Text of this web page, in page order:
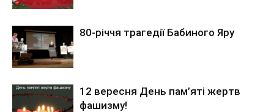
80-річчя трагедії Бабиного Яру
12 вересня День пам’яті жертв
фашизму!